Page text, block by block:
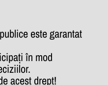
este garantat
în mod
acest drept!